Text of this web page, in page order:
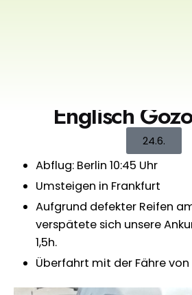
Englisch
24.6.
Abflug: Berlin 10:45 Uhr
Umsteigen in Frankfurt
Aufgrund defekter Reifen
verspätete sich unsere
1,5h.
Überfahrt mit der Fähre